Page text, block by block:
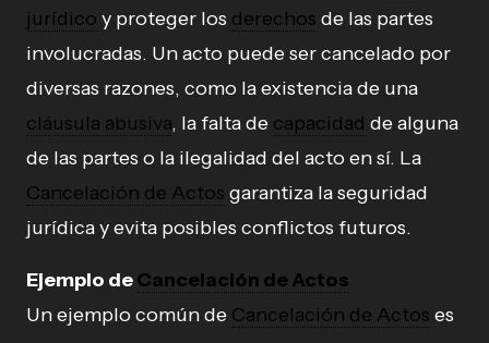
jurídico y proteger los derechos de las partes
involucradas. Un acto puede ser cancelado por
diversas razones, como la existencia de una
cláusula abusiva, la falta de capacidad de alguna
de las partes o la ilegalidad del acto en sí. La
Cancelación de Actos garantiza la seguridad
jurídica y evita posibles conflictos futuros.
Ejemplo deCancelación de Actos
Un ejemplo común de Cancelación de Actos es